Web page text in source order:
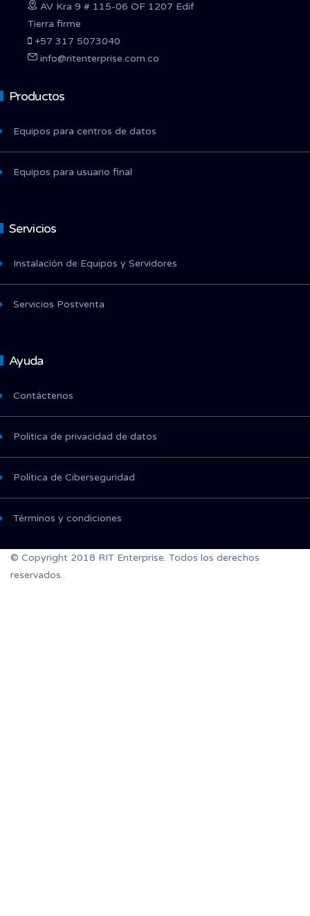
AV Kra 9 # 115-06 OF 1207 Edif
Tierra firme
+57 317 5073040
info@ritenterprise.com.co
Productos
Equipos para centros de datos
Equipos para usuario final
Servicios
Instalación de Equipos y Servidores
Servicios Postventa
Ayuda
Contáctenos
Política de privacidad de datos
Política de Ciberseguridad
Términos y condiciones
© Copyright 2018 RIT Enterprise. Todos los derechos
reservados.